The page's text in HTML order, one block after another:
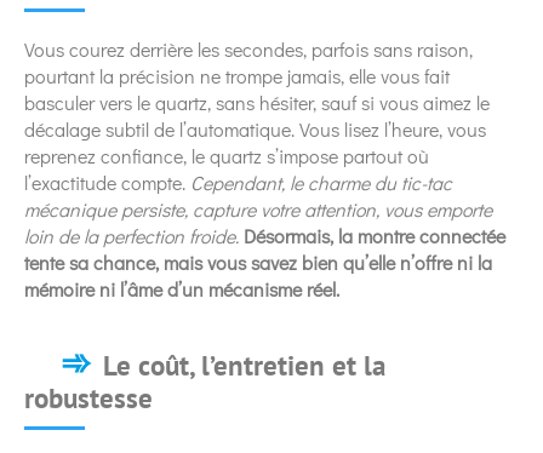
Vous courez derrière les secondes, parfois sans raison,
pourtant la précision ne trompe jamais, elle vous fait
basculer vers le quartz, sans hésiter, sauf si vous aimez le
décalage subtil de l’automatique. Vous lisez l’heure, vous
reprenez confiance, le quartz s’impose partout où
l’exactitude compte. Cependant, le charme du tic-tac
mécanique persiste, capture votre attention, vous emporte
loin de la perfection froide. Désormais, la montre connectée
tente sa chance, mais vous savez bien qu’elle n’offre ni la
mémoire ni l’âme d’un mécanisme réel.
Le coût, l’entretien et la
robustesse